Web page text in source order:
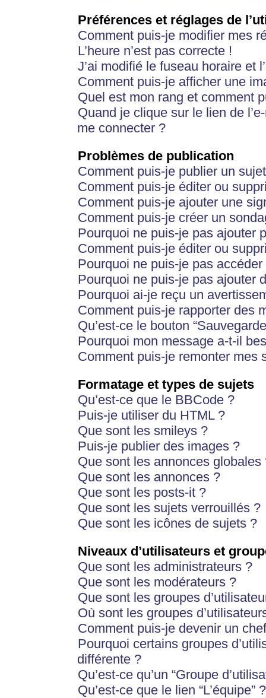
Préférences et réglages de
Comment puis-je modifier mes
L’heure n’est pas correcte !
J’ai modifié le fuseau horaire et
Comment puis-je afficher une
Quel est mon rang et comment
Quand je clique sur le lien de
me connecter ?
Problèmes de publication
Comment puis-je publier un
Comment puis-je éditer ou
Comment puis-je ajouter une
Comment puis-je créer un
Pourquoi ne puis-je pas ajouter
Comment puis-je éditer ou
Pourquoi ne puis-je pas
Pourquoi ne puis-je pas ajouter
Pourquoi ai-je reçu un
Comment puis-je rapporter des
Qu’est-ce le bouton
Pourquoi mon message a-t-il
Comment puis-je remonter mes
Formatage et types de sujets
Qu’est-ce que le BBCode ?
Puis-je utiliser du HTML ?
Que sont les smileys ?
Puis-je publier des images ?
Que sont les annonces globales
Que sont les annonces ?
Que sont les posts-it ?
Que sont les sujets verrouillés ?
Que sont les icônes de sujets ?
Niveaux d’utilisateurs et
Que sont les administrateurs ?
Que sont les modérateurs ?
Que sont les groupes
Où sont les groupes
Comment puis-je devenir un
Pourquoi certains groupes
différente ?
Qu’est-ce qu’un “Groupe
Qu’est-ce que le lien “L’équipe” ?